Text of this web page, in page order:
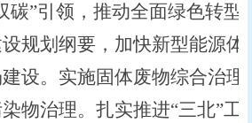
”引领，推动全面绿色转型
规划纲要，加快新型能源
设。实施固体废物综合治
物治理。扎实推进“三北”